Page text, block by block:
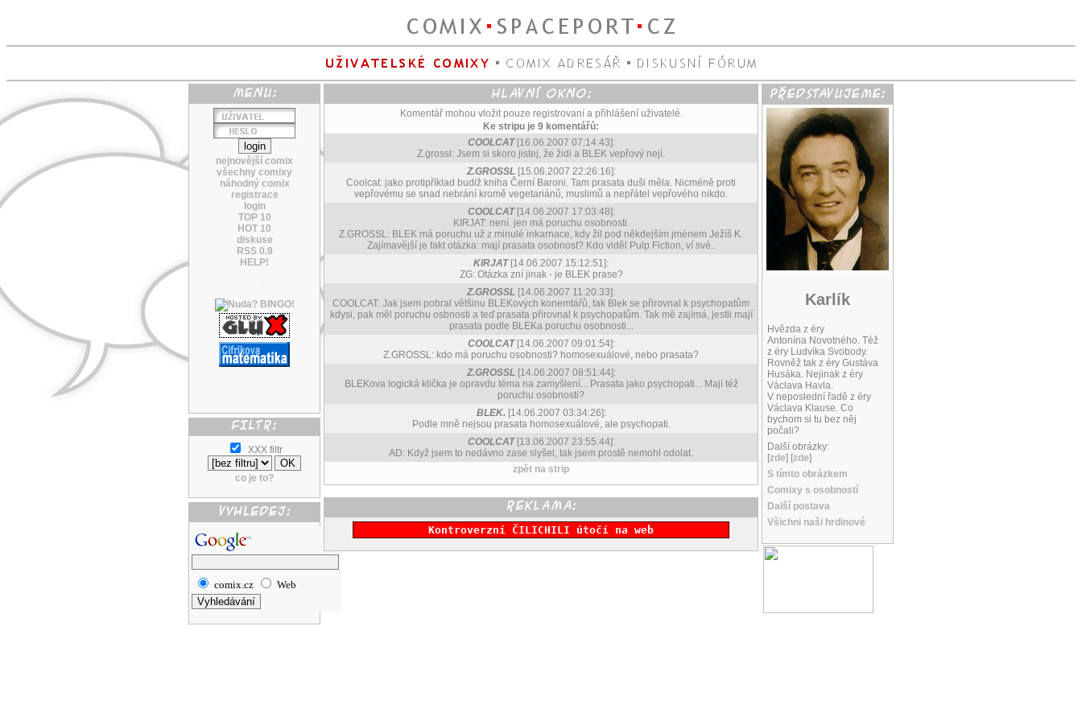
nejnovější comix
všechny comixy
náhodný comix
registrace
login
TOP 10
HOT 10
diskuse
RSS 0.9
HELP!
XXX filtr
co je to?
comix.cz Web
Komentář mohou vložit pouze registrovaní a přihlášení uživatelé.
Ke stripu je 9 komentářů:
COOLCAT[16.06.2007 07:14:43]:
Z.grossl: Jsem si skoro jistej, že židi a BLEK vepřový nejí.
Z.GROSSL[15.06.2007 22:26:16]:
Coolcat: jako protipříklad budiž kniha Černí Baroni. Tam prasata duši měla. Nicméně proti
vepřovému se snad nebrání kromě vegetariánů, muslimů a nepřátel vepřového nikdo.
COOLCAT[14.06.2007 17:03:48]:
KIRJAT: není. jen má poruchu osobnosti.
Z.GROSSL: BLEK má poruchu už z minulé inkarnace, kdy žil pod někdejším jménem Ježíš K.
Zajímavější je fakt otázka: mají prasata osobnost? Kdo viděl Pulp Fiction, ví své..
KIRJAT[14.06.2007 15:12:51]:
ZG: Otázka zní jinak - je BLEK prase?
Z.GROSSL [14.06.2007 11:20:33]:
COOLCAT: Jak jsem pobral většinu BLEKových konemtářů, tak Blek se přirovnal k psychopatům
kdysi, pak měl poruchu osbnosti a teď prasata přirovnal k psychopatům. Tak mě zajímá, jestli mají
prasata podle BLEKa poruchu osobnosti...
COOLCAT[14.06.2007 09:01:54]:
Z.GROSSL: kdo má poruchu osobnosti? homosexuálové, nebo prasata?
Z.GROSSL[14.06.2007 08:51:44]:
BLEKova logická klička je opravdu téma na zamyšlení... Prasata jako psychopati... Mají též
poruchu osobnosti?
BLEK.[14.06.2007 03:34:26]:
Podle mně nejsou prasata homosexuálové, ale psychopati.
COOLCAT[13.06.2007 23:55:44]:
AD: Když jsem to nedávno zase slyšel, tak jsem prostě nemohl odolat.
zpět na strip
Kontroverzní ČILICHILI útočí na web
Karlík
Hvězda z éry
Antonína Novotného. Též
z éry Ludvíka Svobody.
Rovněž tak z éry Gustáva
Husáka. Nejinak z éry
Václava Havla.
V neposlední řadě z éry
Václava Klause. Co
bychom si tu bez něj
počali?
Další obrázky:
[zde] [zde]
S tímto obrázkem
Comixy s osobností
Další postava
Všichni naši hrdinové